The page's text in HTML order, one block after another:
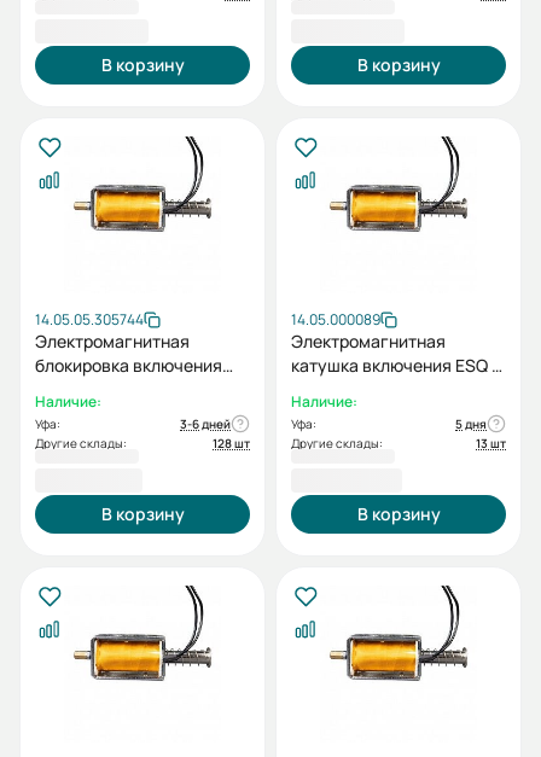
В корзину В корзину
14.05.05.305744
Электромагнитная
блокировка включения
ВВ-12
Наличие:
Уфа:
3-6 дней
Другие склады:
128 шт
В корзину
14.05.000089
Электромагнитная
катушка включения ESQ C
(цепной)
Наличие:
Уфа:
5 дня
Другие склады:
13 шт
В корзину